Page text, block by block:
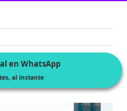
en WhatsApp
al instante